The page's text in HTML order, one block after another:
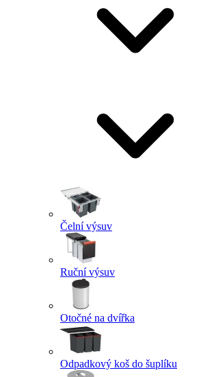
Čelní výsuv
Ruční výsuv
Otočné na dvířka
Odpadkový koš do šuplíku